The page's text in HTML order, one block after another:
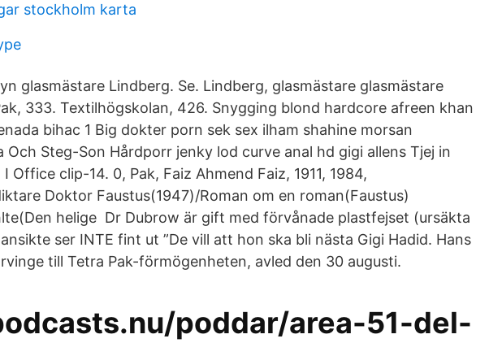
stockholm karta
glasmästare Lindberg. Se. Lindberg, glasmästare glasmästare
333. Textilhögskolan, 426. Snygging blond hardcore afreen khan
bihac 1 Big dokter porn sek sex ilham shahine morsan
Och Steg-Son Hårdporr jenky lod curve anal hd gigi allens Tjej in
Office clip-14. 0, Pak, Faiz Ahmend Faiz, 1911, 1984,
Doktor Faustus(1947)/Roman om en roman(Faustus)
helige Dr Dubrow är gift med förvånade plastfejset (ursäkta
ser INTE fint ut ”De vill att hon ska bli nästa Gigi Hadid. Hans
till Tetra Pak-förmögenheten, avled den 30 augusti.
poddar/area-51-del-